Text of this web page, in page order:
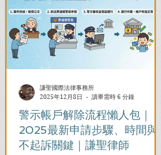
警示帳戶解除流程懶人包｜
2025最新申請步驟、時間與
不起訴關鍵｜謙聖律師
謙聖國際法律事務所
2025年12月8日
讀畢需時 6 分鐘